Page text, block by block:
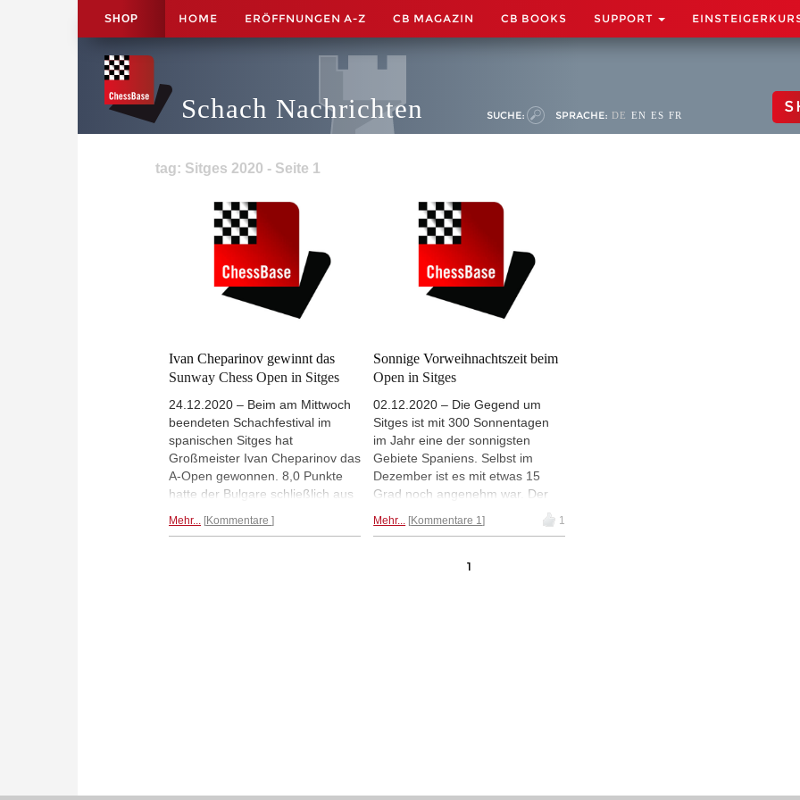
SHOP HOME ERÖFFNUNGEN A-Z CB MAGAZIN CB BOOKS SUPPORT
Schach Nachrichten SUCHE: SPRACHE: DE EN ES FR
tag: Sitges 2020 - Seite 1
Ivan Cheparinov gewinnt das
Sunway Chess Open in Sitges
24.12.2020 – Beim am Mittwoch
beendeten Schachfestival im
spanischen Sitges hat
Großmeister Ivan Cheparinov das
A-Open gewonnen. 8,0 Punkte
hatte der Bulgare schließlich aus
Auf den Plätzen folgten Jules
Mehr... Kommentare
Sonnige Vorweihnachtszeit beim
Open in Sitges
02.12.2020 – Die Gegend um
Sitges ist mit 300 Sonnentagen
im Jahr eine der sonnigsten
Gebiete Spaniens. Selbst im
Dezember ist es mit etwas 15
Grad noch angenehm war. Der
ideale Ort für einen Ausflug also.
Die Stadt lockt Schachfreunde mit
Mehr... Kommentare 1 1
1